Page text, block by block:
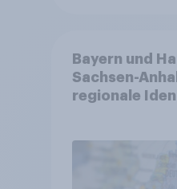
Bayern und
Sachsen-
regionale